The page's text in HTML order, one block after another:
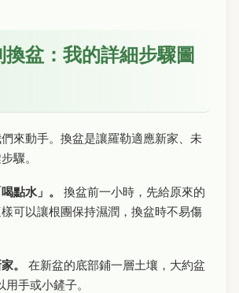
盆：我的詳細步驟圖
來動手。換盆是讓羅勒適應新家、未
驟。
點水」。
換盆前一小時，先給原來的
可以讓根團保持濕潤，換盆時不易傷
。
在新盆的底部鋪一層土壤，大約盆
手或小鏟子。